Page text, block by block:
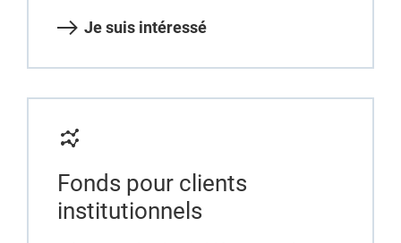
Je suis intéressé
Fonds pour clients
institutionnels